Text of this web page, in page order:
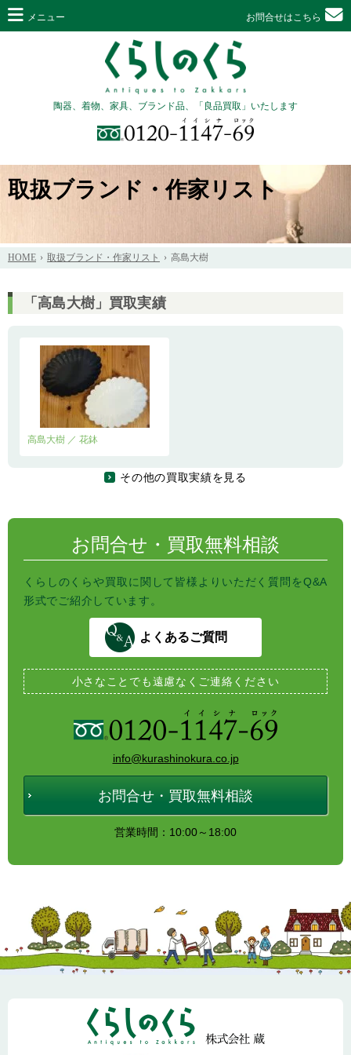
メニュー お問合せはこちら
陶器、着物、家具、ブランド品、「良品買取」いたします
取扱ブランド・作家リスト
HOME 取扱ブランド・作家リスト 高島大樹
「高島大樹」買取実績
高島大樹 ／ 花鉢
その他の買取実績を見る
お問合せ・買取無料相談
くらしのくらや買取に関して皆様よりいただく質問をQ&A
形式でご紹介しています。
よくあるご質問
小さなことでも遠慮なくご連絡ください
info@kurashinokura.co.jp
お問合せ・買取無料相談
営業時間：10:00～18:00